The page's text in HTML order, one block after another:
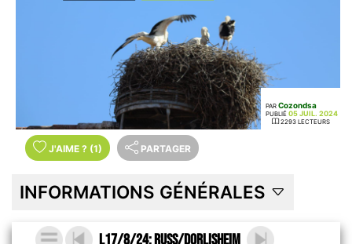
PAR Cozondsa
PUBLIÉ 05 JUIL. 2024
2293 LECTEURS
J'AIME ? (1) PARTAGER
INFORMATIONS GÉNÉRALES
L17/8/24: Russ/Dorlisheim